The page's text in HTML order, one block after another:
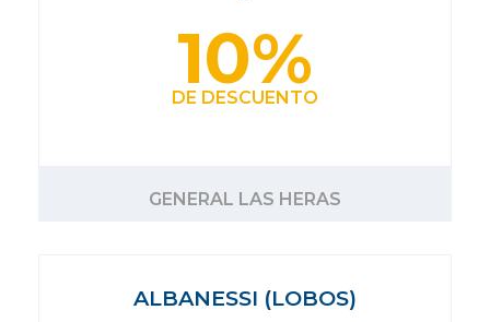
10%
DE DESCUENTO
GENERAL LAS HERAS
ALBANESSI (LOBOS)